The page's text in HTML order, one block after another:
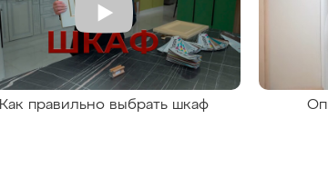
Как правильно выбрать шкаф